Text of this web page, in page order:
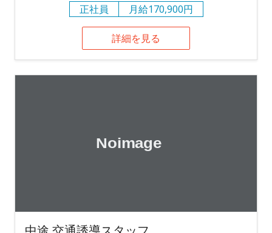
正社員
月給170,900円
詳細を見る